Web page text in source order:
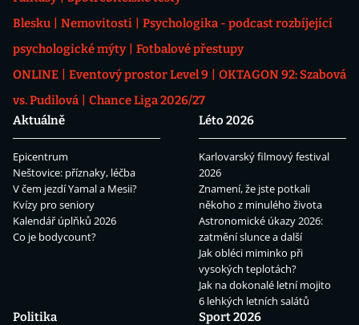
Blesku
Nemovitosti
Psychologika - podcast rozbíjející
psychologické mýty
Fotbalové přestupy
ONLINE
Eventový prostor Level 9
OKTAGON 92: Szabová
vs. Pudilová
Chance Liga 2026/27
Aktuálně
Epicentrum
Neštovice: příznaky, léčba
V čem jezdí Yamal a Mesii?
Kvízy pro seniory
Kalendář úplňků 2026
Co je bodycount?
Léto 2026
Karlovarský filmový festival
2026
Znamení, že jste potkali
někoho z minulého života
Astronomické úkazy 2026:
zatmění slunce a další
Jak obléci miminko při
vysokých teplotách?
Jak na dokonalé letní mojito
6 lehkých letních salátů
Politika
Sport 2026